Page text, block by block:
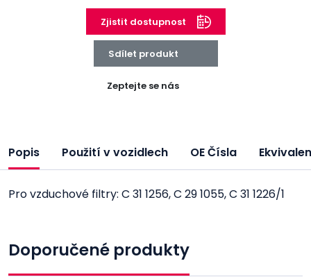
Zjistit dostupnost
Zeptejte se nás
Sdílet produkt
Popis Použití v vozidlech OE Čísla
Pro vzduchové filtry: C 31 1256, C 29 1055, C 31 1226/1
Doporučené produkty